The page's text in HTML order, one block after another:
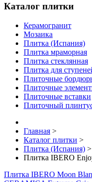
Каталог плитки
Керамогранит
Мозаика
Плитка (Испания)
Плитка мраморная
Плитка стеклянная
Плитка для
Плиточные
Плиточные
Плиточные вставки
Плиточный
Главная >
Каталог плитки >
Плитка (Испания) >
Плитка IBERO
Плитка IBERO Moon